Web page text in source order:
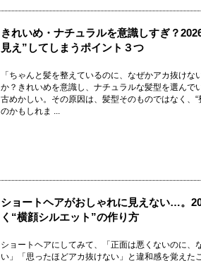
きれいめ・ナチュラルを意識しすぎ？
見え”してしまうポイント３つ
「ちゃんと髪を整えているのに、なぜかアカ抜けな
か？きれいめを意識し、ナチュラルな髪型を選んで
古めかしい。その原因は、髪型そのものではなく、“
のかもしれま ...
ショートヘアがおしゃれに見えない…。
く“横顔シルエット”の作り方
ショートヘアにしてみて、「正面は悪くないのに、
い」「思ったほどアカ抜けない」と違和感を覚えた